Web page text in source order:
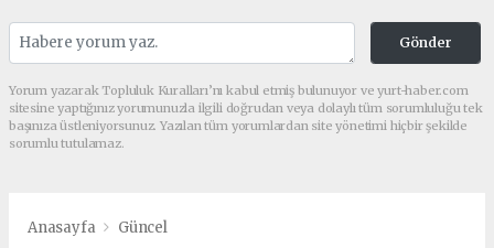
Gönder
Yorum yazarak Topluluk Kuralları’nı kabul etmiş bulunuyor ve yurt-haber.com
sitesine yaptığınız yorumunuzla ilgili doğrudan veya dolaylı tüm sorumluluğu tek
başınıza üstleniyorsunuz. Yazılan tüm yorumlardan site yönetimi hiçbir şekilde
sorumlu tutulamaz.
Anasayfa Güncel